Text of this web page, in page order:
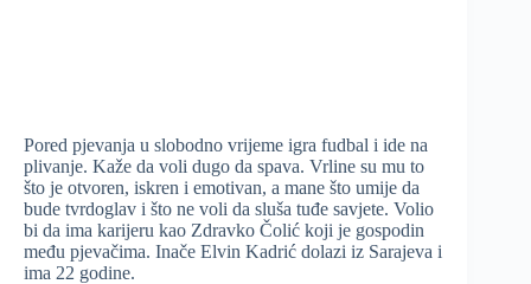
Pored pjevanja u slobodno vrijeme igra fudbal i ide na
plivanje. Kaže da voli dugo da spava. Vrline su mu to
što je otvoren, iskren i emotivan, a mane što umije da
bude tvrdoglav i što ne voli da sluša tuđe savjete. Volio
bi da ima karijeru kao Zdravko Čolić koji je gospodin
među pjevačima. Inače Elvin Kadrić dolazi iz Sarajeva i
ima 22 godine.